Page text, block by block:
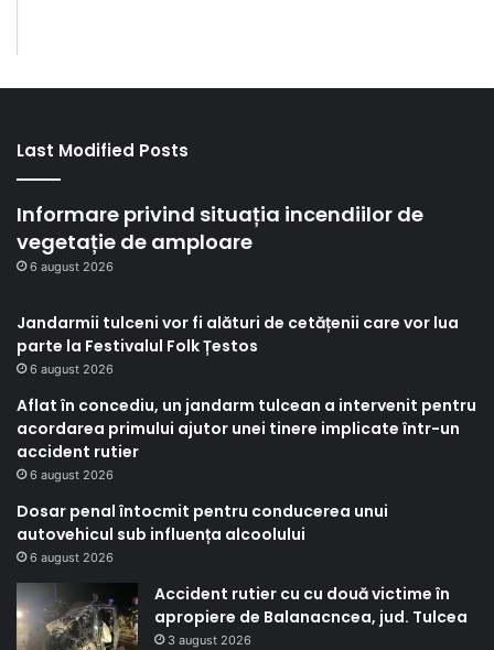
Last Modified Posts
Informare privind situația incendiilor de
vegetație de amploare
6 august 2026
Jandarmii tulceni vor fi alături de cetățenii care vor lua
parte la Festivalul Folk Țestos
6 august 2026
Aflat în concediu, un jandarm tulcean a intervenit pentru
acordarea primului ajutor unei tinere implicate într-un
accident rutier
6 august 2026
Dosar penal întocmit pentru conducerea unui
autovehicul sub influența alcoolului
6 august 2026
Accident rutier cu cu două victime în
apropiere de Balanacncea, jud. Tulcea
3 august 2026